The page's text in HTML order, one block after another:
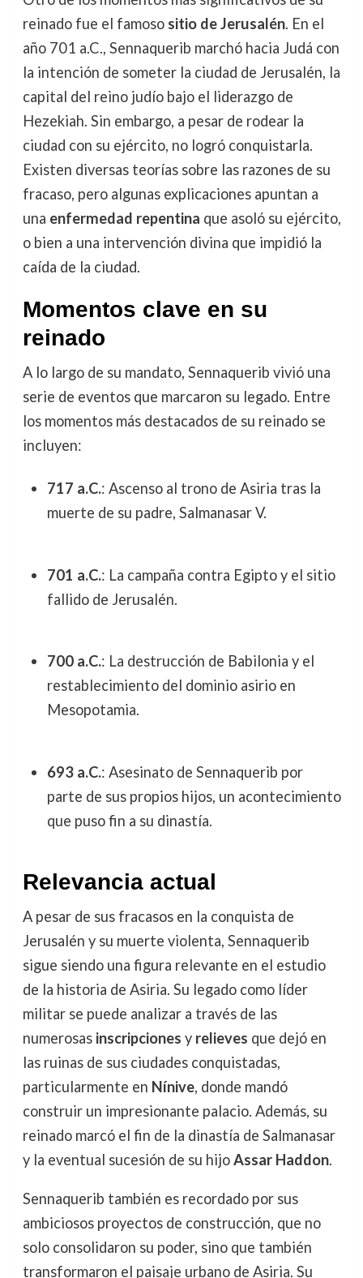
reinado fue el famoso sitio de Jerusalén. En el
año 701 a.C., Sennaquerib marchó hacia Judá con
la intención de someter la ciudad de Jerusalén, la
capital del reino judío bajo el liderazgo de
Hezekiah. Sin embargo, a pesar de rodear la
ciudad con su ejército, no logró conquistarla.
Existen diversas teorías sobre las razones de su
fracaso, pero algunas explicaciones apuntan a
una enfermedad repentina que asoló su ejército,
o bien a una intervención divina que impidió la
caída de la ciudad.
Momentos clave en su
reinado
A lo largo de su mandato, Sennaquerib vivió una
serie de eventos que marcaron su legado. Entre
los momentos más destacados de su reinado se
incluyen:
717 a.C.: Ascenso al trono de Asiria tras la
muerte de su padre, Salmanasar V.
701 a.C.: La campaña contra Egipto y el sitio
fallido de Jerusalén.
700 a.C.: La destrucción de Babilonia y el
restablecimiento del dominio asirio en
Mesopotamia.
693 a.C.: Asesinato de Sennaquerib por
parte de sus propios hijos, un acontecimiento
que puso fin a su dinastía.
Relevancia actual
A pesar de sus fracasos en la conquista de
Jerusalén y su muerte violenta, Sennaquerib
sigue siendo una figura relevante en el estudio
de la historia de Asiria. Su legado como líder
militar se puede analizar a través de las
numerosas inscripciones y relieves que dejó en
las ruinas de sus ciudades conquistadas,
particularmente en Nínive, donde mandó
construir un impresionante palacio. Además, su
reinado marcó el fin de la dinastía de Salmanasar
y la eventual sucesión de su hijoAssar Haddon.
Sennaquerib también es recordado por sus
ambiciosos proyectos de construcción, que no
solo consolidaron su poder, sino que también
transformaron el paisaje urbano de Asiria. Su